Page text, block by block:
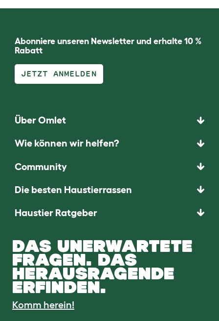
Abonniere unseren Newsletter und erhalte 10 %
Rabatt
JETZT ANMELDEN
Über Omlet
Wie können wir helfen?
Community
Die besten Haustierrassen
Haustier Ratgeber
DAS UNERWARTETE
FRAGEN. DAS
HERAUSRAGENDE
ERFINDEN.
Komm herein!